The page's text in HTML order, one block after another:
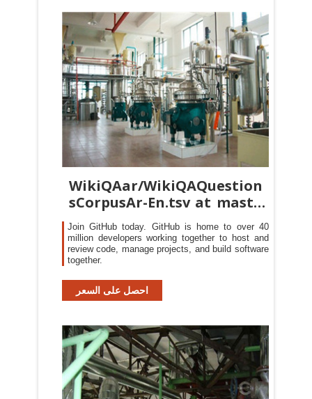
WikiQAar/WikiQAQuestion
sCorpusAr-En.tsv at master
- GitHub
Join GitHub today. GitHub is home to over 40
million developers working together to host and
review code, manage projects, and build software
together.
احصل على السعر